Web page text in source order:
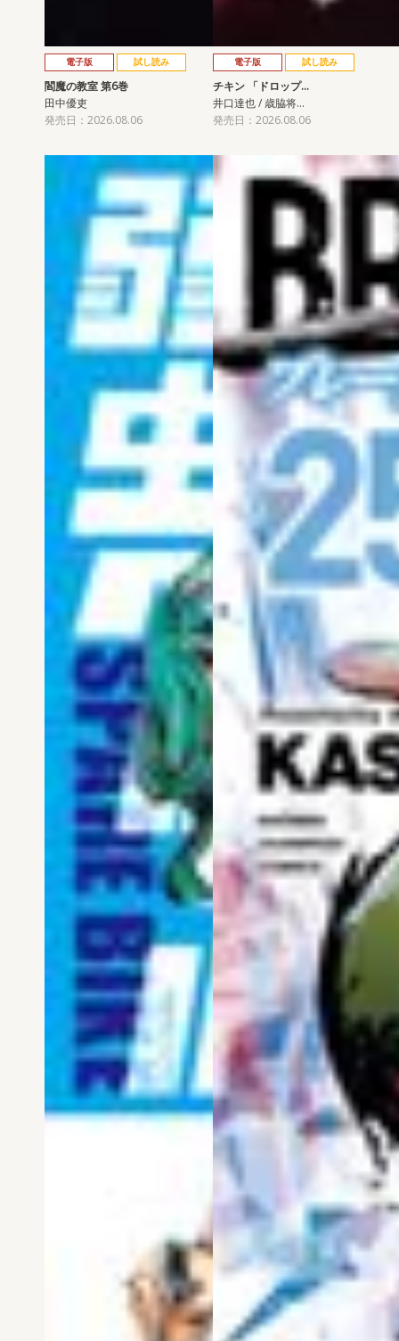
電子版 試し読み
閻魔の教室 第6巻
田中優吏
発売日：2026.08.06
電子版 試し読み
チキン 「ドロップ…
井口達也 / 歳脇将…
発売日：2026.08.06